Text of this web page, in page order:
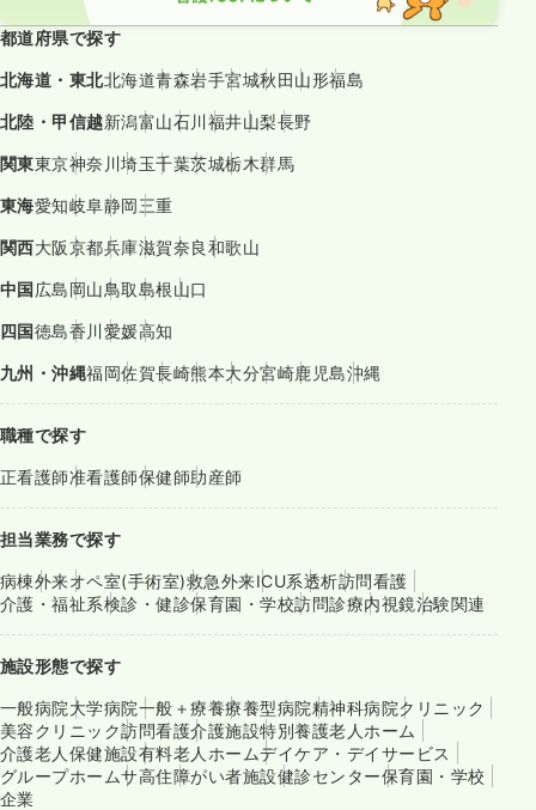
都道府県で探す
北海道・東北北海道青森岩手宮城秋田山形福島
北陸・甲信越新潟富山石川福井山梨長野
関東東京神奈川埼玉千葉茨城栃木群馬
東海愛知岐阜静岡三重
関西大阪京都兵庫滋賀奈良和歌山
中国広島岡山鳥取島根山口
四国徳島香川愛媛高知
九州・沖縄福岡佐賀長崎熊本大分宮崎鹿児島沖縄
職種で探す
正看護師准看護師保健師助産師
担当業務で探す
病棟外来オペ室(手術室)救急外来ICU系透析訪問看護
介護・福祉系検診・健診保育園・学校訪問診療内視鏡治験関連
施設形態で探す
一般病院大学病院一般＋療養療養型病院精神科病院クリニック
美容クリニック訪問看護介護施設特別養護老人ホーム
介護老人保健施設有料老人ホームデイケア・デイサービス
グループホームサ高住障がい者施設健診センター保育園・学校
企業